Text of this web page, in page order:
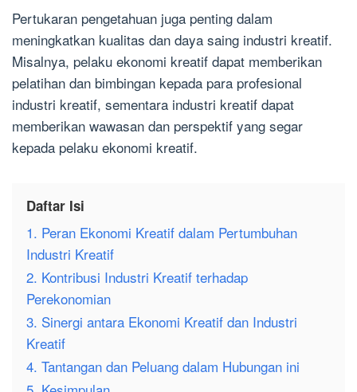
Pertukaran pengetahuan juga penting dalam
meningkatkan kualitas dan daya saing industri kreatif.
Misalnya, pelaku ekonomi kreatif dapat memberikan
pelatihan dan bimbingan kepada para profesional
industri kreatif, sementara industri kreatif dapat
memberikan wawasan dan perspektif yang segar
kepada pelaku ekonomi kreatif.
Daftar Isi
1. Peran Ekonomi Kreatif dalam Pertumbuhan
Industri Kreatif
2. Kontribusi Industri Kreatif terhadap
Perekonomian
3. Sinergi antara Ekonomi Kreatif dan Industri
Kreatif
4. Tantangan dan Peluang dalam Hubungan ini